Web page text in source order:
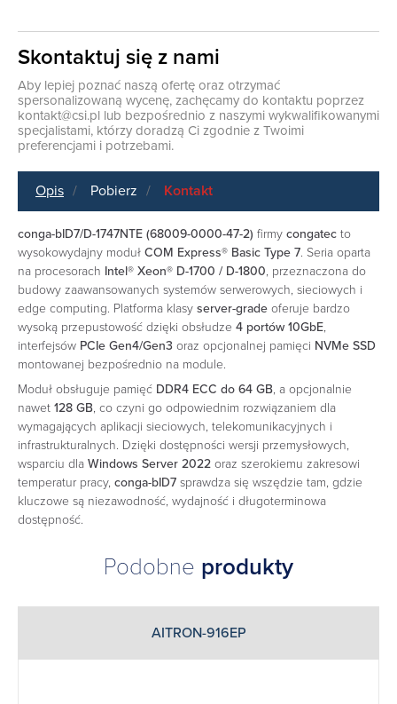
Skontaktuj się z nami
Aby lepiej poznać naszą ofertę oraz otrzymać
spersonalizowaną wycenę, zachęcamy do kontaktu poprzez
kontakt@csi.pl lub bezpośrednio z naszymi wykwalifikowanymi
specjalistami, którzy doradzą Ci zgodnie z Twoimi
preferencjami i potrzebami.
Opis Pobierz Kontakt
conga-bID7/D-1747NTE (68009-0000-47-2) firmy congatec to
wysokowydajny moduł COM Express® Basic Type 7. Seria oparta
na procesorach Intel® Xeon® D-1700 / D-1800, przeznaczona do
budowy zaawansowanych systemów serwerowych, sieciowych i
edge computing. Platforma klasy server-grade oferuje bardzo
wysoką przepustowość dzięki obsłudze 4 portów 10GbE,
interfejsów PCIe Gen4/Gen3 oraz opcjonalnej pamięci NVMe SSD
montowanej bezpośrednio na module.
Moduł obsługuje pamięć DDR4 ECC do 64 GB, a opcjonalnie
nawet 128 GB, co czyni go odpowiednim rozwiązaniem dla
wymagających aplikacji sieciowych, telekomunikacyjnych i
infrastrukturalnych. Dzięki dostępności wersji przemysłowych,
wsparciu dla Windows Server 2022 oraz szerokiemu zakresowi
temperatur pracy, conga-bID7 sprawdza się wszędzie tam, gdzie
kluczowe są niezawodność, wydajność i długoterminowa
dostępność.
Podobne produkty
AITRON-916EP